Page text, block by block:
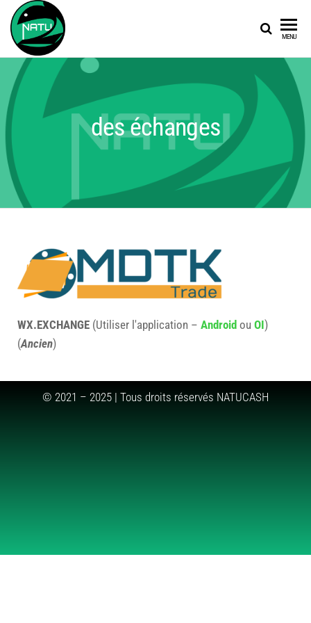
MENU
des échanges
WX.EXCHANGE (Utiliser l'application – Android ou OI)
(Ancien)
© 2021 – 2025 | Tous droits réservés NATUCASH